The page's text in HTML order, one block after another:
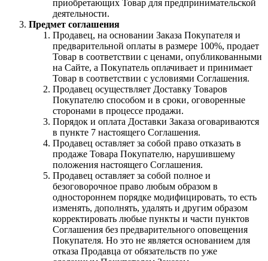
приобретающих Товар для предпринимательской
деятельности.
Предмет соглашения
Продавец, на основании Заказа Покупателя и
предварительной оплаты в размере 100%, продает
Товар в соответствии с ценами, опубликованными
на Сайте, а Покупатель оплачивает и принимает
Товар в соответствии с условиями Соглашения.
Продавец осуществляет Доставку Товаров
Покупателю способом и в сроки, оговоренные
сторонами в процессе продажи.
Порядок и оплата Доставки Заказа оговариваются
в пункте 7 настоящего Соглашения.
Продавец оставляет за собой право отказать в
продаже Товара Покупателю, нарушившему
положения настоящего Соглашения.
Продавец оставляет за собой полное и
безоговорочное право любым образом в
одностороннем порядке модифицировать, то есть
изменять, дополнять, удалять и другим образом
корректировать любые пункты и части пунктов
Соглашения без предварительного оповещения
Покупателя. Но это не является основанием для
отказа Продавца от обязательств по уже